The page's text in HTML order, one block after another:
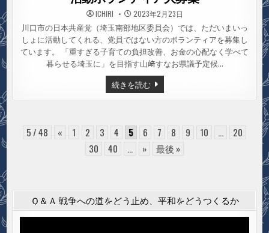
ICHIRI 2023年2月23日
川口市の日本共産党（埼玉南部地区委員会）では、ただいまいっ
しょに活動してくれる、党員ではない方のボランティアを募集し
ています。 「重すぎる子育ての負担改善、お金の心配なく学べて
暮らせる埼玉に」を目指す山﨑すなお県議予定候…
続きを読む活
動
ボ
大
募
5 / 48 « 1 2 3 4 5 6 7 8 9 10 ...
20
30
40 ... » 最後 »
Ｑ＆Ａ 戦争への道をどう止め、平和をどうつくるか